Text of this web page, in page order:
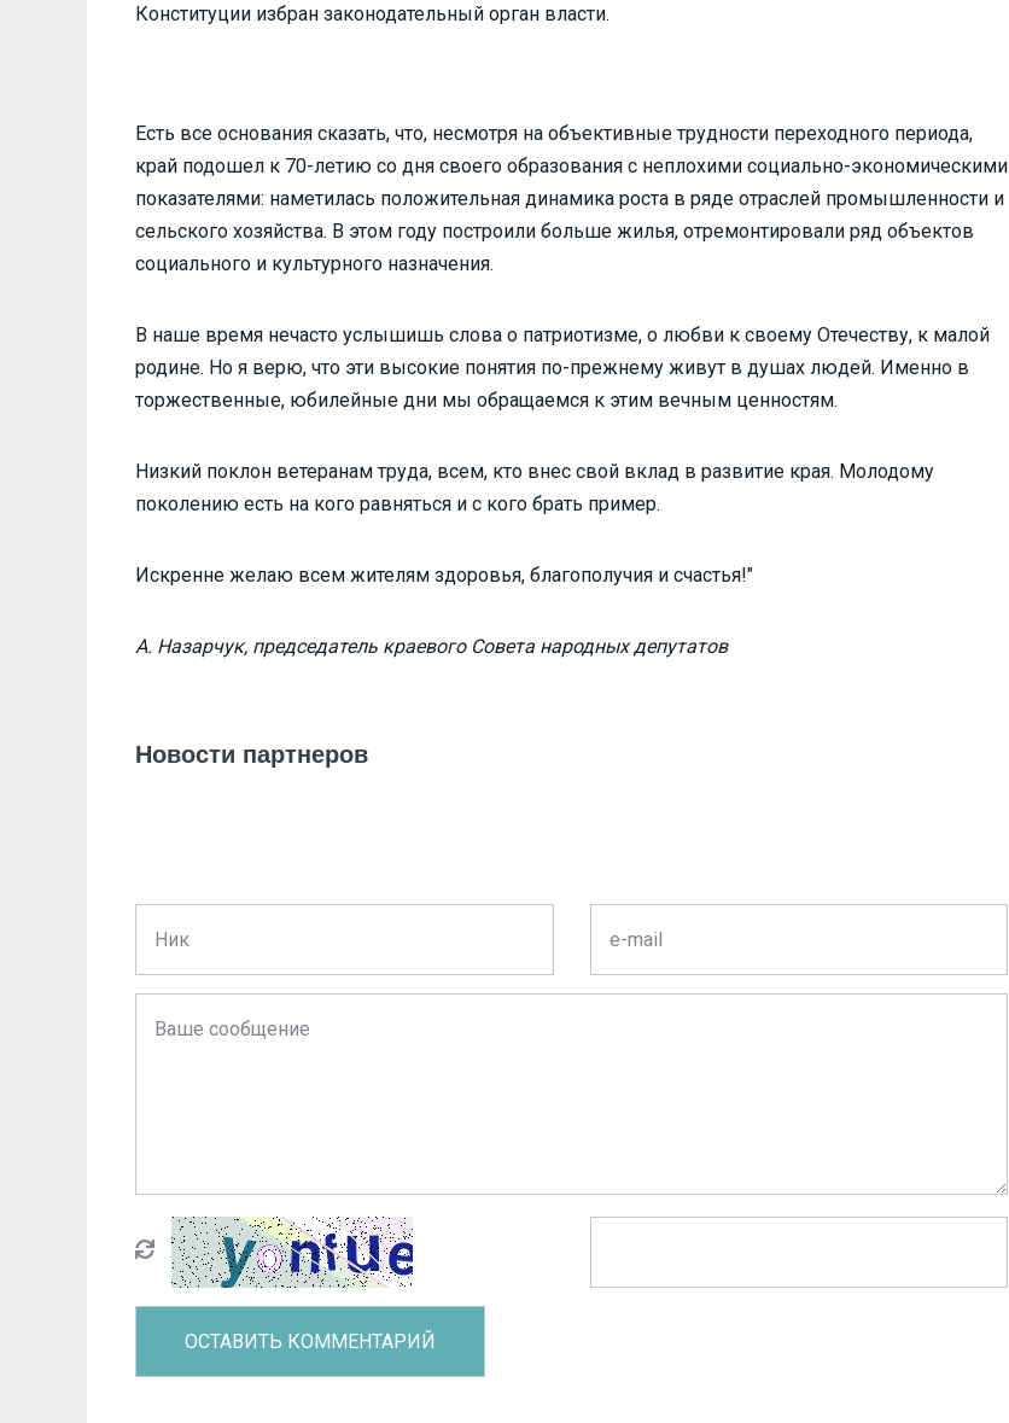
Конституции избран законодательный орган власти.
Есть все основания сказать, что, несмотря на объективные трудности переходного периода,
край подошел к 70-летию со дня своего образования с неплохими социально-экономическими
показателями: наметилась положительная динамика роста в ряде отраслей промышленности и
сельского хозяйства. В этом году построили больше жилья, отремонтировали ряд объектов
социального и культурного назначения.
В наше время нечасто услышишь слова о патриотизме, о любви к своему Отечеству, к малой
родине. Но я верю, что эти высокие понятия по-прежнему живут в душах людей. Именно в
торжественные, юбилейные дни мы обращаемся к этим вечным ценностям.
Низкий поклон ветеранам труда, всем, кто внес свой вклад в развитие края. Молодому
поколению есть на кого равняться и с кого брать пример.
Искренне желаю всем жителям здоровья, благополучия и счастья!"
А. Назарчук, председатель краевого Совета народных депутатов
Новости партнеров